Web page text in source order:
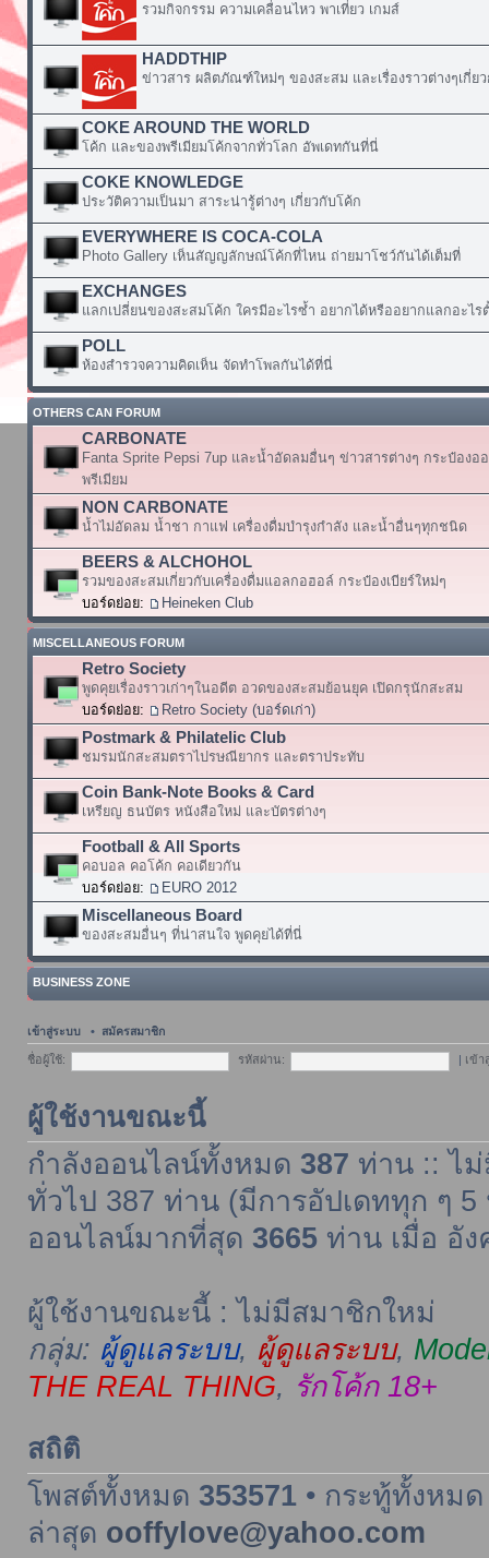
รวมกิจกรรม ความเคลื่อนไหว พาเที่ยว เกมส์
HADDTHIP
ข่าวสาร ผลิตภัณฑ์ใหม่ๆ ของสะสม และเรื่องราวต่างๆเกี่ย
COKE AROUND THE WORLD
โค้ก และของพรีเมียมโค้กจากทั่วโลก อัพเดทกันที่นี่
COKE KNOWLEDGE
ประวัติความเป็นมา สาระน่ารู้ต่างๆ เกี่ยวกับโค้ก
EVERYWHERE IS COCA-COLA
Photo Gallery เห็นสัญญลักษณ์โค้กที่ไหน ถ่ายมาโชว์กันได้เต็มที่
EXCHANGES
แลกเปลี่ยนของสะสมโค้ก ใครมีอะไรซ้ำ อยากได้หรืออยากแลกอะไร
POLL
ห้องสำรวจความคิดเห็น จัดทำโพลกันได้ที่นี่
OTHERS CAN FORUM
CARBONATE
Fanta Sprite Pepsi 7up และน้ำอัดลมอื่นๆ ข่าวสารต่างๆ กระป๋องอ
พรีเมียม
NON CARBONATE
น้ำไม่อัดลม น้ำชา กาแฟ เครื่องดื่มบำรุงกำลัง และน้ำอื่นๆทุกชนิด
BEERS & ALCHOHOL
รวมของสะสมเกี่ยวกับเครื่องดื่มแอลกอฮอล์ กระป๋องเบียร์ใหม่ๆ
บอร์ดย่อย:
Heineken Club
MISCELLANEOUS FORUM
Retro Society
พูดคุยเรื่องราวเก่าๆในอดีต อวดของสะสมย้อนยุค เปิดกรุนักสะสม
บอร์ดย่อย:
Retro Society (บอร์ดเก่า)
Postmark & Philatelic Club
ชมรมนักสะสมตราไปรษณียากร และตราประทับ
Coin Bank-Note Books & Card
เหรียญ ธนบัตร หนังสือใหม่ และบัตรต่างๆ
Football & All Sports
คอบอล คอโค้ก คอเดียวกัน
บอร์ดย่อย:
EURO 2012
Miscellaneous Board
ของสะสมอื่นๆ ที่น่าสนใจ พูดคุยได้ที่นี่
BUSINESS ZONE
เข้าสู่ระบบ • สมัครสมาชิก
ชื่อผู้ใช้: รหัสผ่าน: เข้
ผู้ใช้งานขณะนี้
กำลังออนไลน์ทั้งหมด 387 ท่าน :: ไ
ทั่วไป 387 ท่าน (มีการอัปเดททุก ๆ 5
ออนไลน์มากที่สุด 3665ท่าน เมื่อ อัง
ผู้ใช้งานขณะนี้ : ไม่มีสมาชิกใหม่
กลุ่ม: ผู้ดูแลระบบ, ผู้ดูแลระบบ,
THE REAL THING, รักโค้ก 18+
สถิติ
โพสต์ทั้งหมด 353571• กระทู้ทั้งหม
ล่าสุด ooffylove@yahoo.com